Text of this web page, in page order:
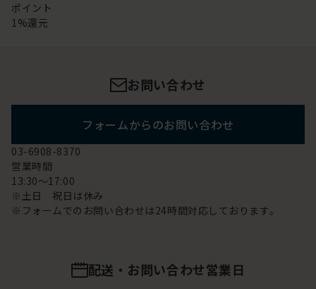
ポイント
1%還元
お問い合わせ
フォームからのお問い合わせ
03-6908-8370
営業時間
13:30～17:00
※土日 祝日は休み
※フォームでのお問い合わせは24時間対応しております。
配送・お問い合わせ営業日